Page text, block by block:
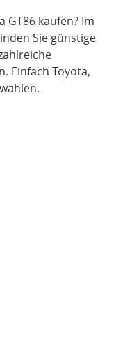
GT86 kaufen? Im
Sie günstige
Einfach Toyota,